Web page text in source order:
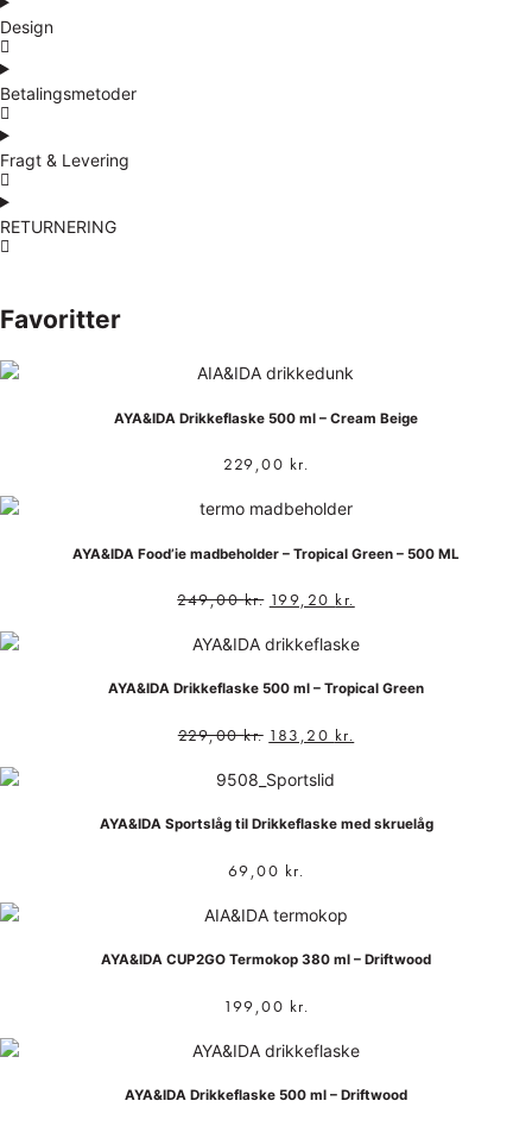
Design
Betalingsmetoder
Fragt & Levering
RETURNERING
Favoritter
AYA&IDA Drikkeflaske 500 ml – Cream Beige
229,00 kr.
AYA&IDA Food’ie madbeholder – Tropical Green – 500 ML
249,00kr. 199,20 kr.
AYA&IDA Drikkeflaske 500 ml – Tropical Green
229,00kr. 183,20 kr.
AYA&IDA Sportslåg til Drikkeflaske med skruelåg
69,00 kr.
AYA&IDA CUP2GO Termokop 380 ml – Driftwood
199,00 kr.
AYA&IDA Drikkeflaske 500 ml – Driftwood